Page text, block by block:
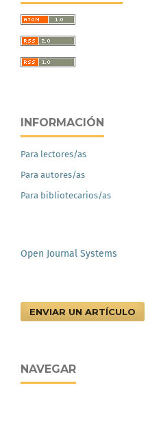
INFORMACIÓN
Para lectores/as
Para autores/as
Para bibliotecarios/as
Open Journal Systems
ENVIAR UN ARTÍCULO
NAVEGAR